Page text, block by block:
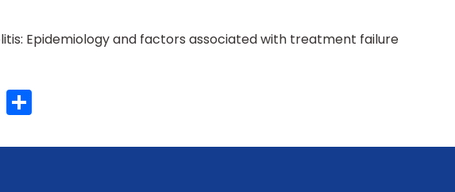
Epidemiology and factors associated with treatment failure
Email